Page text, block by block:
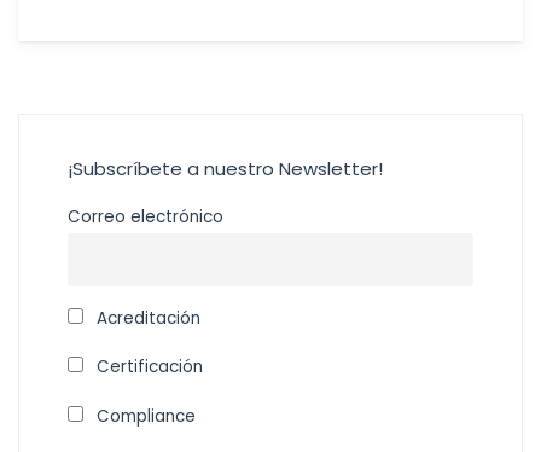
¡Subscríbete a nuestro Newsletter!
Correo electrónico
Acreditación
Certificación
Compliance